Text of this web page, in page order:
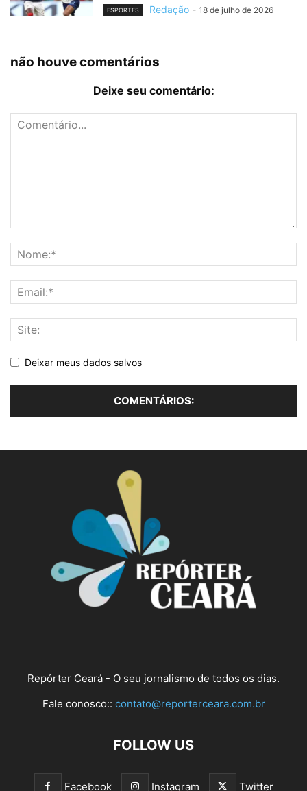
ESPORTES Redação - 18 de julho de 2026
não houve comentários
Deixe seu comentário:
Deixar meus dados salvos
Repórter Ceará - O seu jornalismo de todos os dias.
Fale conosco:: contato@reporterceara.com.br
FOLLOW US
Facebook Instagram Twitter